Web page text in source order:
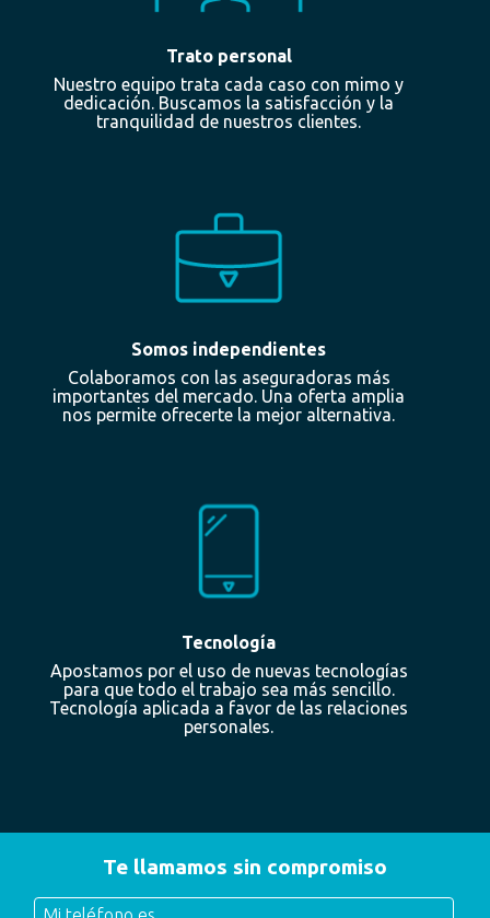
Trato personal
Nuestro equipo trata cada caso con mimo y
dedicación. Buscamos la satisfacción y la
tranquilidad de nuestros clientes.
Somos independientes
Colaboramos con las aseguradoras más
importantes del mercado. Una oferta amplia
nos permite ofrecerte la mejor alternativa.
Tecnología
Apostamos por el uso de nuevas tecnologías
para que todo el trabajo sea más sencillo.
Tecnología aplicada a favor de las relaciones
personales.
Te llamamos sin compromiso
Mi teléfono es...